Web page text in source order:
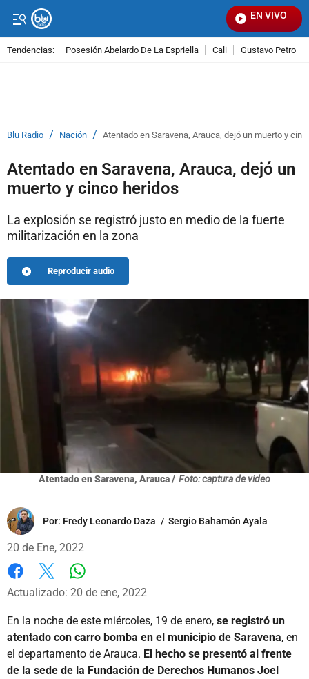
EN VIVO
Tendencias: Posesión Abelardo De La Espriella Cali Gustavo Petro
Blu Radio / Nación / Atentado en Saravena, Arauca, dejó un muerto y
Atentado en Saravena, Arauca, dejó un
muerto y cinco heridos
La explosión se registró justo en medio de la fuerte
militarización en la zona
Reproducir audio
Atentado en Saravena, Arauca / Foto: captura de video
Por: Fredy Leonardo Daza / Sergio Bahamón Ayala
20 de Ene, 2022
Facebook
X
Actualizado: 20 de ene, 2022
En la noche de este miércoles, 19 de enero, se registró un
atentado con carro bomba en el municipio de Saravena, en
el departamento de Arauca. El hecho se presentó al frente
de la sede de la Fundación de Derechos Humanos Joel